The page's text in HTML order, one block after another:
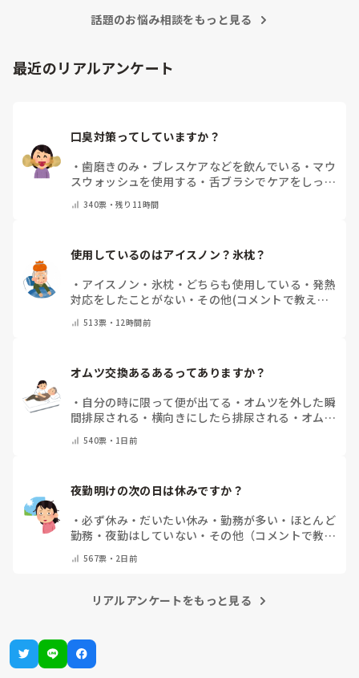
か、陰部にきちんとフィットしているかを確認するだけでも漏
それでも漏れが続く場合は、サイズが本当に合っているかを再
検討したり、メーカーを変更して試すこともありました。同じ
ため、排泄後の状態を職員間で共有し、「どこから漏れている
のか」を確認しながら対策を考えていました。
一度で解決することは少ないですが、オムツやパッドの種類、
当て方、交換時間などを少しずつ見直していくことで改善した
ケースもありました。
話題のお悩み相談をもっと見る
最近のリアルアンケート
口臭対策ってしていますか？
・歯磨きのみ ・ ブレスケアなどを飲んでいる ・ マウ
スウォッシュを使用する ・ 舌ブラシでケアをしっか
りする
フリスクをかじる
いない・その他（コメントで教えてください）
340票・残り11時間
使用しているのはアイスノン？氷枕？
・ アイスノン ・ 氷枕 ・ どちらも使用している ・ 発熱
対応をしたことがない ・ その他(コメントで教えて
ください)
513票・ 12時間前
オムツ交換あるあるってありますか？
・ 自分の時に限って便が出てる ・ オムツを外した瞬
間排尿される ・ 横向きにしたら排尿される ・ オムツ
のテープがよくちぎれている
まっていると快感
540票・ 1日前
夜勤明けの次の日は休みですか？
・必ず休み・ だいたい休み ・勤務が多い ・ ほとんど
勤務 ・ 夜勤はしていない ・ その他（コメントで教え
てください）
567票・ 2日前
リアルアンケートをもっと見る